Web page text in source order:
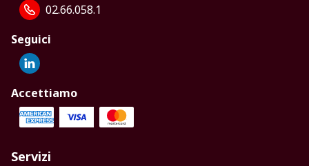
02.66.058.1
Seguici
Accettiamo
Servizi